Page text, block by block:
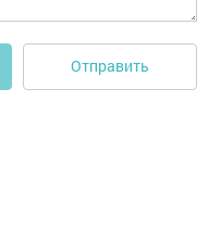
Отправить